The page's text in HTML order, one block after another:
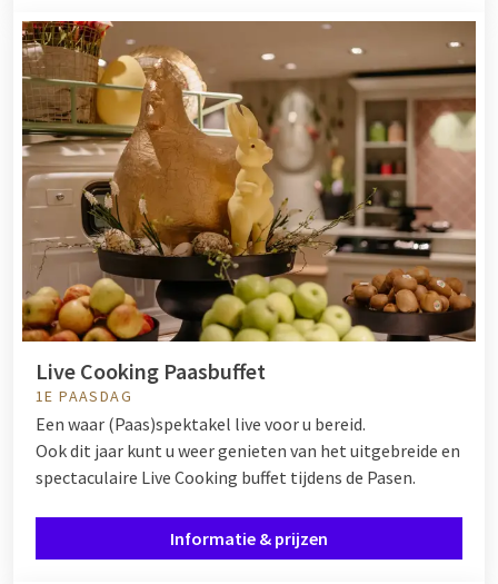
Live Cooking Paasbuffet
1E PAASDAG
Een waar (Paas)spektakel live voor u bereid.
Ook dit jaar kunt u weer genieten van het uitgebreide en
spectaculaire Live Cooking buffet tijdens de Pasen.
Informatie & prijzen